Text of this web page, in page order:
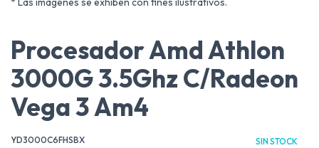
Procesador Amd Athlon
3000G 3.5Ghz C/Radeon
Vega 3 Am4
YD3000C6FHSBX SIN STOCK